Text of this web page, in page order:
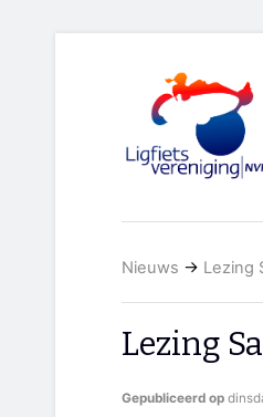
Nieuws → Lezing
Lezing
Gepubliceerd op